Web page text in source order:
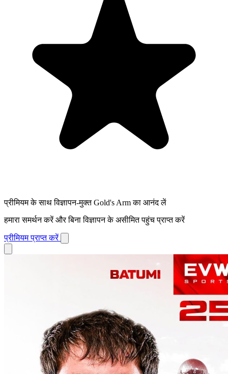
प्रीमियम के साथ विज्ञापन-मुक्त Gold's Arm का आनंद लें
हमारा समर्थन करें और बिना विज्ञापन के असीमित पहुंच प्राप्त करें
प्रीमियम प्राप्त करें